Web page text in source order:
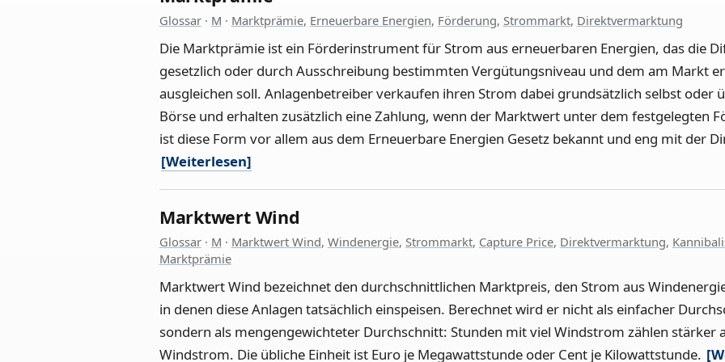
Glossar· M · Marktprämie, Erneuerbare Energien, Förderung, Strommarkt, Direktvermarktung
Die Marktprämie ist ein Förderinstrument für Strom aus erneuerbaren Energien, das die
gesetzlich oder durch Ausschreibung bestimmten Vergütungsniveau und dem am Markt
ausgleichen soll. Anlagenbetreiber verkaufen ihren Strom dabei grundsätzlich selbst oder
Börse und erhalten zusätzlich eine Zahlung, wenn der Marktwert unter dem festgelegten
ist diese Form vor allem aus dem Erneuerbare Energien Gesetz bekannt und eng mit der
[Weiterlesen]
Marktwert Wind
Glossar· M · Marktwert Wind, Windenergie, Strommarkt, Capture Price, Direktvermarktung,
Marktprämie
Marktwert Wind bezeichnet den durchschnittlichen Marktpreis, den Strom aus
in denen diese Anlagen tatsächlich einspeisen. Berechnet wird er nicht als einfacher
sondern als mengengewichteter Durchschnitt: Stunden mit viel Windstrom zählen stärker
Windstrom. Die übliche Einheit ist Euro je Megawattstunde oder Cent je Kilowattstunde.